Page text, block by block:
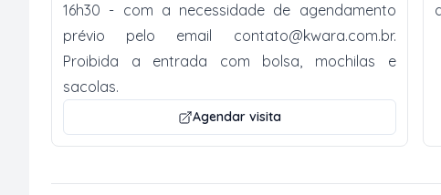
16h30 - com a necessidade de agendamento
prévio pelo email contato@kwara.com.br.
Proibida a entrada com bolsa, mochilas e
sacolas.
Agendar visita